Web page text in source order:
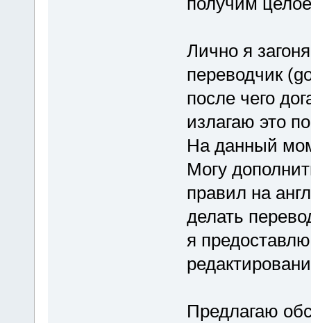
Лично я
переводчик
после чего
излагаю это
На данный
Могу
правил на
делать
я
Предлагаю